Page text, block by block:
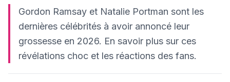
Gordon Ramsay et Natalie Portman sont les
dernières célébrités à avoir annoncé leur
grossesse en 2026. En savoir plus sur ces
révélations choc et les réactions des fans.